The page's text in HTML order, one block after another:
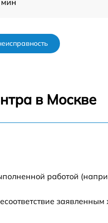
мин
мин
в Москве
работой